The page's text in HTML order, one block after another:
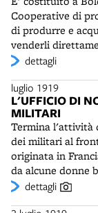
"offeso dal
gravemente
Geltrude Grassi,
all'ospedale. Nel
attivisti della
aderenti ai
guidati
1956), invade i
palazzo
all'Italia. Poi
porta davanti alla
inizia una
Solo l'intervento
conseguenze.
Cooperative di
di produrre e
venderli
speculativi.
un grande
un mulino, un
dettagli
luglio 1919
L'UFFICIO DI
MILITARI
Termina l'attività
dei militari al
originata in
da alcune donne
Bianconcini
dettagli